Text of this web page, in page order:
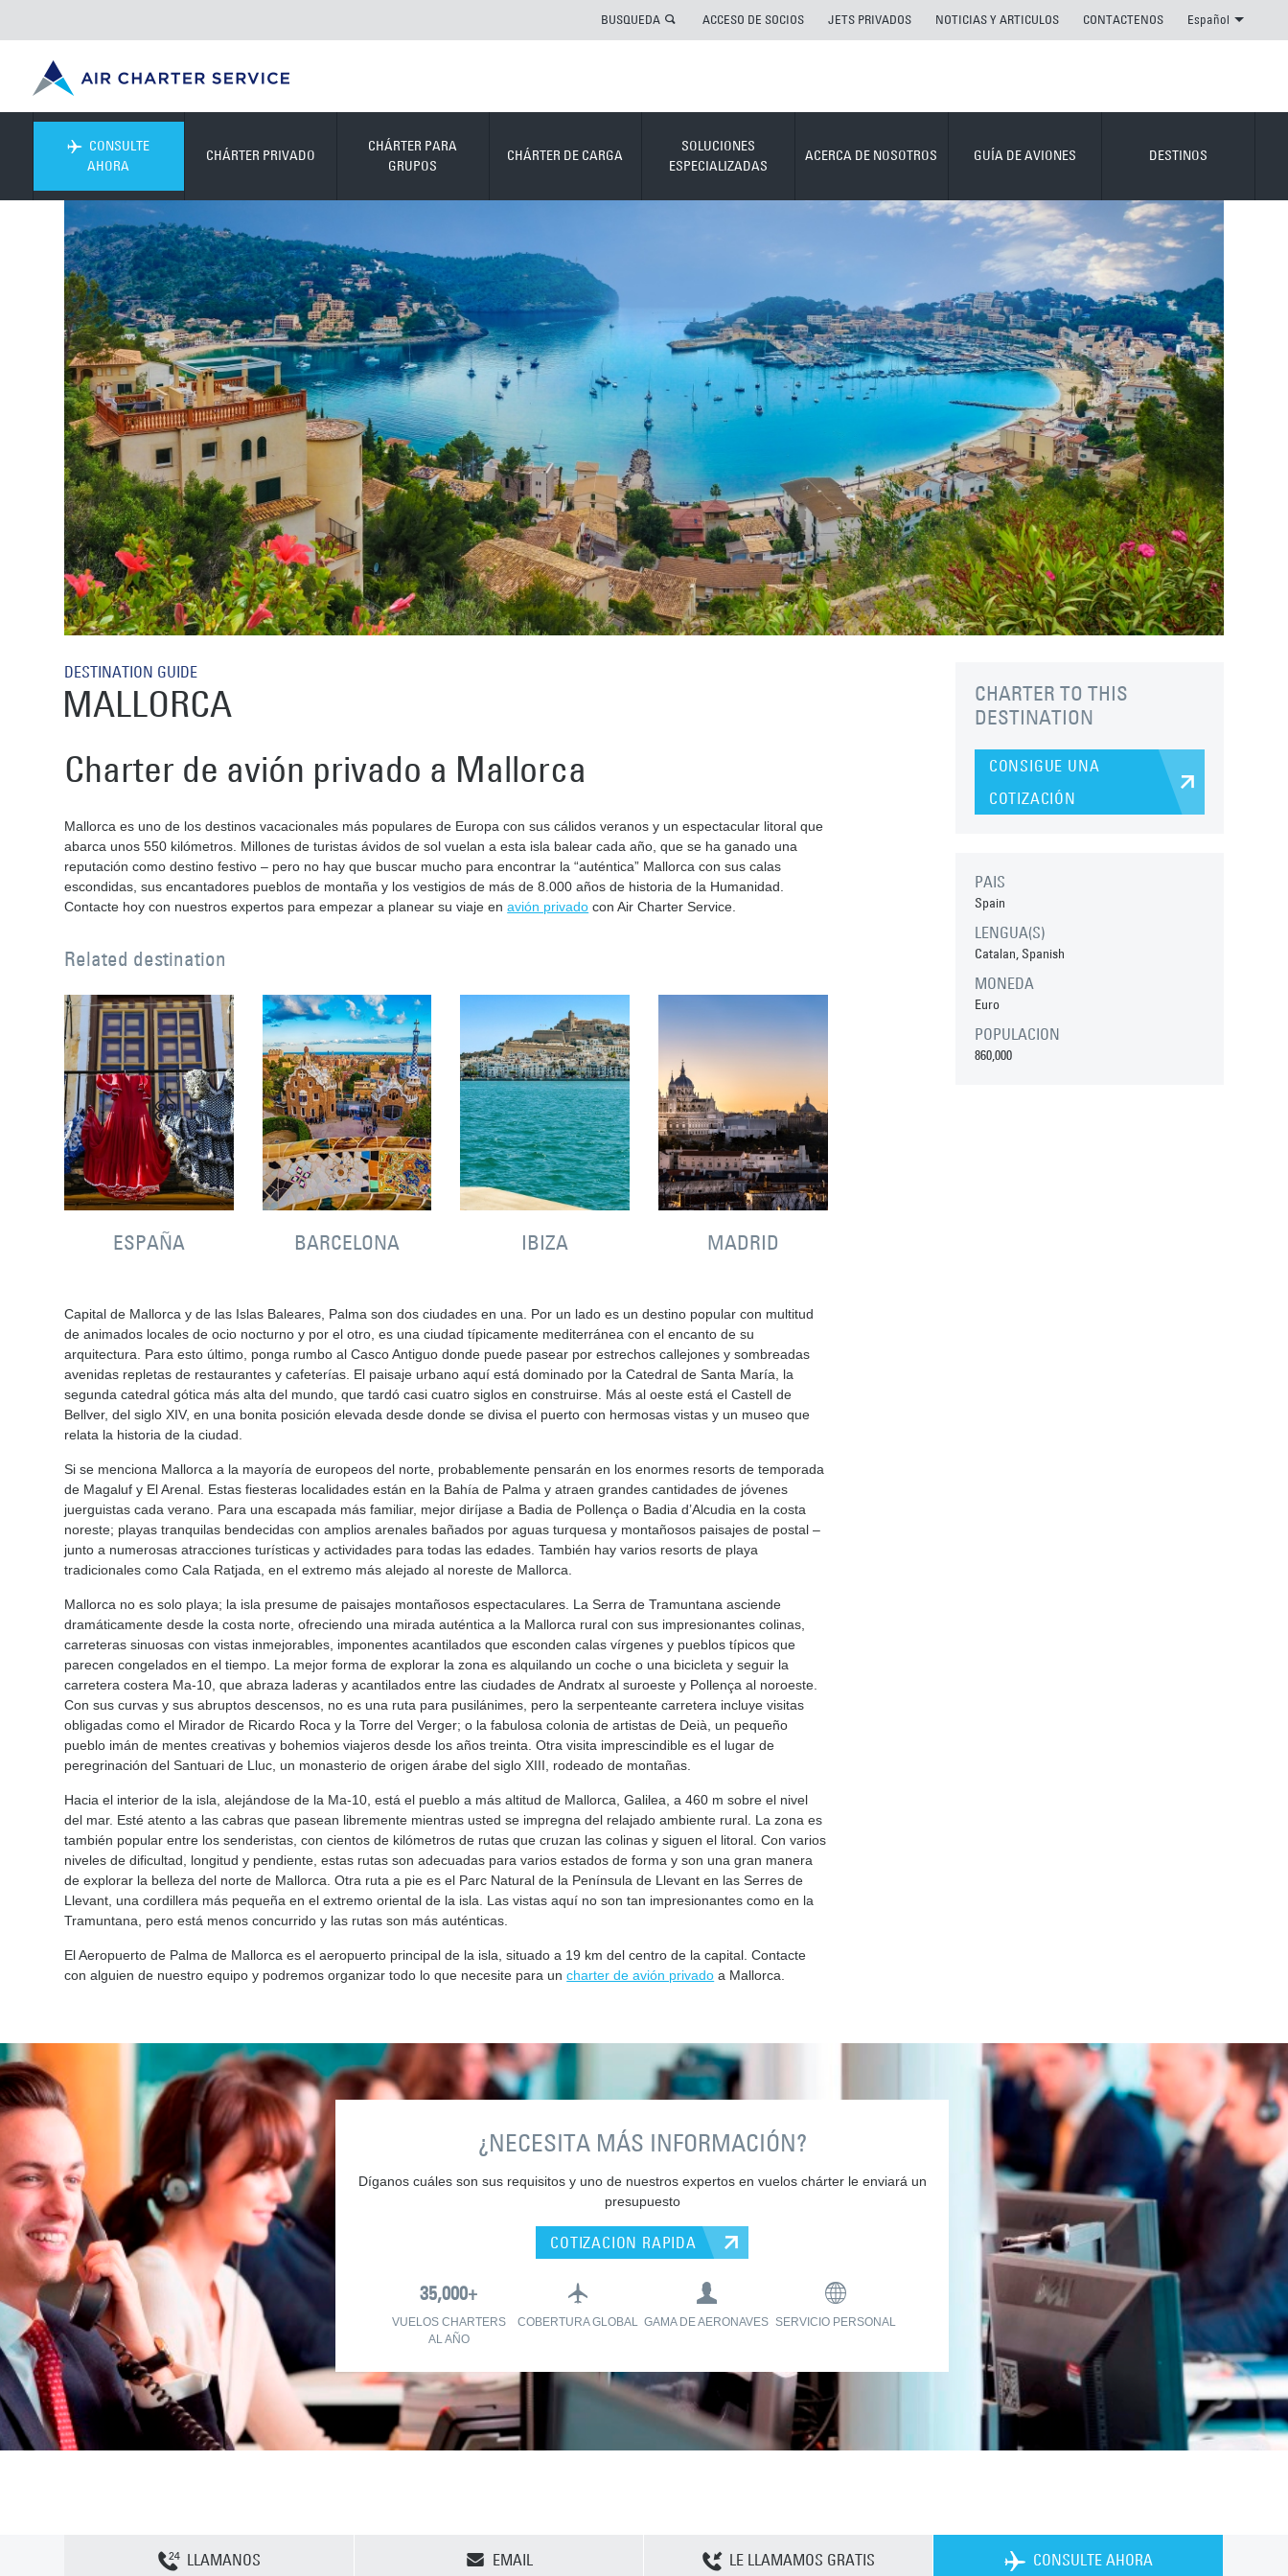
BUSQUEDA ACCESO DE SOCIOS JETS PRIVADOS NOTICIAS Y ARTICULOS CONTACTENOS Español
CONSULTE
AHORA
CHÁRTER PRIVADO
CHÁRTER PARA
GRUPOS
CHÁRTER DE CARGA
SOLUCIONES
ESPECIALIZADAS
ACERCA DE NOSOTROS GUÍA DE AVIONES DESTINOS
DESTINATION GUIDE
MALLORCA
Charter de avión privado a Mallorca
Mallorca es uno de los destinos vacacionales más populares de Europa con sus cálidos veranos y un espectacular litoral que
abarca unos 550 kilómetros. Millones de turistas ávidos de sol vuelan a esta isla balear cada año, que se ha ganado una
reputación como destino festivo – pero no hay que buscar mucho para encontrar la “auténtica” Mallorca con sus calas
escondidas, sus encantadores pueblos de montaña y los vestigios de más de 8.000 años de historia de la Humanidad.
Contacte hoy con nuestros expertos para empezar a planear su viaje enavión privado con Air Charter Service.
Related destination
ESPAÑA BARCELONA IBIZA MADRID
Capital de Mallorca y de las Islas Baleares, Palma son dos ciudades en una. Por un lado es un destino popular con multitud
de animados locales de ocio nocturno y por el otro, es una ciudad típicamente mediterránea con el encanto de su
arquitectura. Para esto último, ponga rumbo al Casco Antiguo donde puede pasear por estrechos callejones y sombreadas
avenidas repletas de restaurantes y cafeterías. El paisaje urbano aquí está dominado por la Catedral de Santa María, la
segunda catedral gótica más alta del mundo, que tardó casi cuatro siglos en construirse. Más al oeste está el Castell de
Bellver, del siglo XIV, en una bonita posición elevada desde donde se divisa el puerto con hermosas vistas y un museo que
relata la historia de la ciudad.
Si se menciona Mallorca a la mayoría de europeos del norte, probablemente pensarán en los enormes resorts de temporada
de Magaluf y El Arenal. Estas fiesteras localidades están en la Bahía de Palma y atraen grandes cantidades de jóvenes
juerguistas cada verano. Para una escapada más familiar, mejor diríjase a Badia de Pollença o Badia d’Alcudia en la costa
noreste; playas tranquilas bendecidas con amplios arenales bañados por aguas turquesa y montañosos paisajes de postal –
junto a numerosas atracciones turísticas y actividades para todas las edades. También hay varios resorts de playa
tradicionales como Cala Ratjada, en el extremo más alejado al noreste de Mallorca.
Mallorca no es solo playa; la isla presume de paisajes montañosos espectaculares. La Serra de Tramuntana asciende
dramáticamente desde la costa norte, ofreciendo una mirada auténtica a la Mallorca rural con sus impresionantes colinas,
carreteras sinuosas con vistas inmejorables, imponentes acantilados que esconden calas vírgenes y pueblos típicos que
parecen congelados en el tiempo. La mejor forma de explorar la zona es alquilando un coche o una bicicleta y seguir la
carretera costera Ma-10, que abraza laderas y acantilados entre las ciudades de Andratx al suroeste y Pollença al noroeste.
Con sus curvas y sus abruptos descensos, no es una ruta para pusilánimes, pero la serpenteante carretera incluye visitas
obligadas como el Mirador de Ricardo Roca y la Torre del Verger; o la fabulosa colonia de artistas de Deià, un pequeño
pueblo imán de mentes creativas y bohemios viajeros desde los años treinta. Otra visita imprescindible es el lugar de
peregrinación del Santuari de Lluc, un monasterio de origen árabe del siglo XIII, rodeado de montañas.
Hacia el interior de la isla, alejándose de la Ma-10, está el pueblo a más altitud de Mallorca, Galilea, a 460 m sobre el nivel
del mar. Esté atento a las cabras que pasean libremente mientras usted se impregna del relajado ambiente rural. La zona es
también popular entre los senderistas, con cientos de kilómetros de rutas que cruzan las colinas y siguen el litoral. Con varios
niveles de dificultad, longitud y pendiente, estas rutas son adecuadas para varios estados de forma y son una gran manera
de explorar la belleza del norte de Mallorca. Otra ruta a pie es el Parc Natural de la Península de Llevant en las Serres de
Llevant, una cordillera más pequeña en el extremo oriental de la isla. Las vistas aquí no son tan impresionantes como en la
Tramuntana, pero está menos concurrido y las rutas son más auténticas.
El Aeropuerto de Palma de Mallorca es el aeropuerto principal de la isla, situado a 19 km del centro de la capital. Contacte
con alguien de nuestro equipo y podremos organizar todo lo que necesite para uncharter de avión privado a Mallorca.
CHARTER TO THIS
DESTINATION
CONSIGUE UNA
COTIZACIÓN
PAIS
Spain
LENGUA(S)
Catalan, Spanish
MONEDA
Euro
POPULACION
860,000
¿NECESITA MÁS INFORMACIÓN?
Díganos cuáles son sus requisitos y uno de nuestros expertos en vuelos chárter le enviará un
presupuesto
COTIZACION RAPIDA
VUELOS CHARTERS
AL AÑO
COBERTURA GLOBAL GAMA DE AERONAVES SERVICIO PERSONAL
LLAMANOS EMAIL LE LLAMAMOS GRATIS CONSULTE AHORA
Sitemap Política y privacidad Private Charter App